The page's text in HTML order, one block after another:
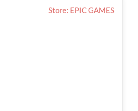
Store: EPIC GAMES